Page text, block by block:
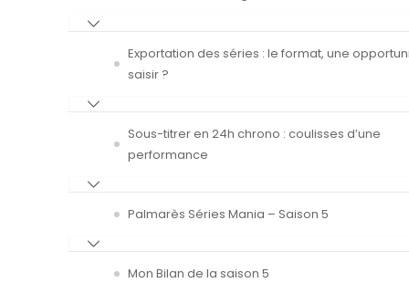
Exportation des séries : le format, une
saisir ?
Sous-titrer en 24h chrono : coulisses d’une
performance
Palmarès Séries Mania – Saison 5
Mon Bilan de la saison 5